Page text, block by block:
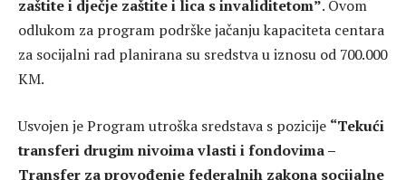
zaštite i dječje zaštite i lica s invaliditetom”. Ovom
odlukom za program podrške jačanju kapaciteta centara
za socijalni rad planirana su sredstva u iznosu od 700.000
KM.
Usvojen je Program utroška sredstava s pozicije “Tekući
transferi drugim nivoima vlasti i fondovima –
Transfer za provođenje federalnih zakona socijalne